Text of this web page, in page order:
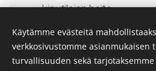
kiputilojen hoito
kävelyyn liittyvät ongelmat
leikkausten jälkeinen
fascia ongelmat
Käytämme evästeitä
verkkosivustomme asianmukaisen
turvallisuuden sekä